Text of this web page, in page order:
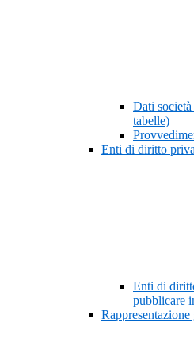
Dati
tabelle)
Enti di diritto
Enti di
pubblicare
Rappresentazione